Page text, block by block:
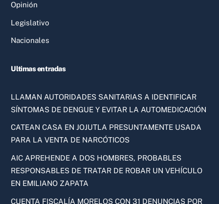
Opinión
Legislativo
Nacionales
Ultimas entradas
LLAMAN AUTORIDADES SANITARIAS A IDENTIFICAR
SÍNTOMAS DE DENGUE Y EVITAR LA AUTOMEDICACIÓN
CATEAN CASA EN JOJUTLA PRESUNTAMENTE USADA
PARA LA VENTA DE NARCÓTICOS
AIC APREHENDE A DOS HOMBRES, PROBABLES
RESPONSABLES DE TRATAR DE ROBAR UN VEHÍCULO
EN EMILIANO ZAPATA
CUENTA FISCALÍA MORELOS CON 31 DENUNCIAS POR